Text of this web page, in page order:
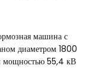
машина с
диаметром 1800
мощностью 55,4 кВ